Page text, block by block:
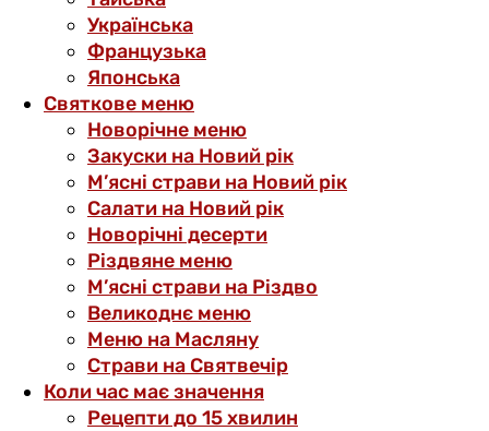
Українська
Французька
Японська
Святкове меню
Новорічне меню
Закуски на Новий рік
М’ясні страви на Новий рік
Салати на Новий рік
Новорічні десерти
Різдвяне меню
М’ясні страви на Різдво
Великоднє меню
Меню на Масляну
Страви на Святвечір
Коли час має значення
Рецепти до 15 хвилин